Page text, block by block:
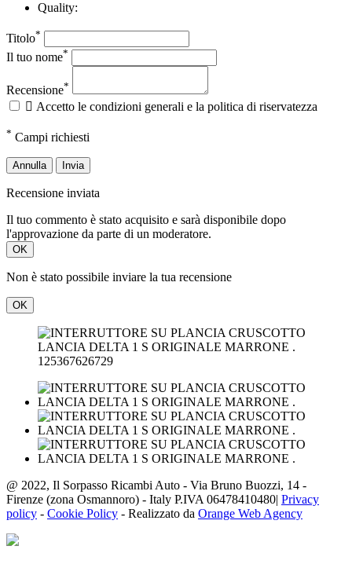
Quality:
Titolo*
Il tuo nome*
Recensione*
 Accetto le condizioni generali e la politica di riservatezza
* Campi richiesti
Annulla Invia
Recensione inviata
Il tuo commento è stato acquisito e sarà disponibile dopo
l'approvazione da parte di un moderatore.
OK
Non è stato possibile inviare la tua recensione
OK
125367626729
@ 2022, Il Sorpasso Ricambi Auto - Via Bruno Buozzi, 14 -
Firenze (zona Osmannoro) - Italy P.IVA 06478410480| Privacy
policy - Cookie Policy - Realizzato da Orange Web Agency